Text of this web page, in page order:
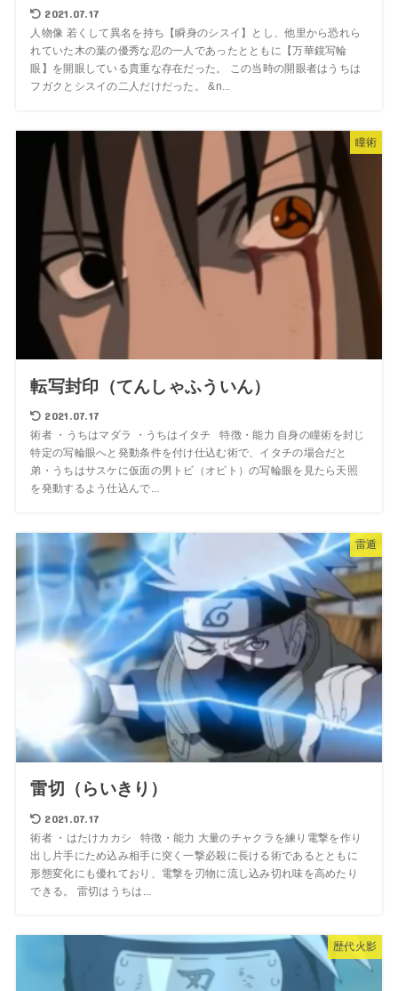
2021.07.17
人物像 若くして異名を持ち【瞬身のシスイ】とし、他里から恐れら
れていた木の葉の優秀な忍の一人であったとともに【万華鏡写輪
眼】を開眼している貴重な存在だった。 この当時の開眼者はうちは
フガクとシスイの二人だけだった。 &n...
瞳術
転写封印（てんしゃふういん）
2021.07.17
術者 ・うちはマダラ ・うちはイタチ 特徴・能力 自身の瞳術を封じ
特定の写輪眼へと発動条件を付け仕込む術で、イタチの場合だと
弟・うちはサスケに仮面の男トビ（オビト）の写輪眼を見たら天照
を発動するよう仕込んで...
雷遁
雷切（らいきり）
2021.07.17
術者 ・はたけカカシ 特徴・能力 大量のチャクラを練り電撃を作り
出し片手にため込み相手に突く一撃必殺に長ける術であるとともに
形態変化にも優れており、電撃を刃物に流し込み切れ味を高めたり
できる。 雷切はうちは...
歴代火影